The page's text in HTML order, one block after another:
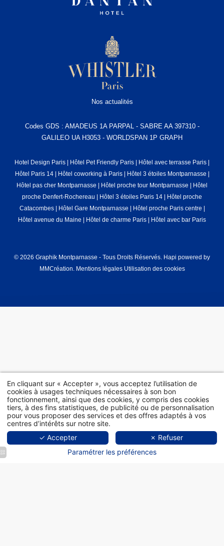
Nos actualités
Codes GDS : AMADEUS 1A PARPAL - SABRE AA 397310 -
GALILEO UA H3053 - WORLDSPAN 1P GRAPH
Hotel Design Paris Hôtel Pet Friendly Paris Hôtel avec terrasse Paris
Hôtel Paris 14| Hôtel coworking à Paris| Hôtel 3 étoiles Montparnasse
Hôtel pas cher Montparnasse
Hôtel proche tour Montparnasse
Hôtel
proche Denfert-Rochereau
Hôtel 3 étoiles Paris 14
Hôtel proche
Catacombes| Hôtel Gare Montparnasse Hôtel proche Paris centre
Hôtel avenue du Maine
Hôtel de charme Paris Hôtel avec bar Paris
© 2026 Graphik Montparnasse - Tous Droits Réservés. Hapi powered by
MMCréation
Mentions légales Utilisation des cookies
En cliquant sur « Accepter », vous acceptez l’utilisation de
cookies à usages techniques nécessaires à son bon
fonctionnement, ainsi que des cookies, y compris des cookies
tiers, à des fins statistiques, de publicité ou de personnalisation
pour vous proposer des services et des offres adaptés à vos
centres d’intérêts sur notre site.
✓ Accepter
✗ Refuser
Paramétrer les préférences